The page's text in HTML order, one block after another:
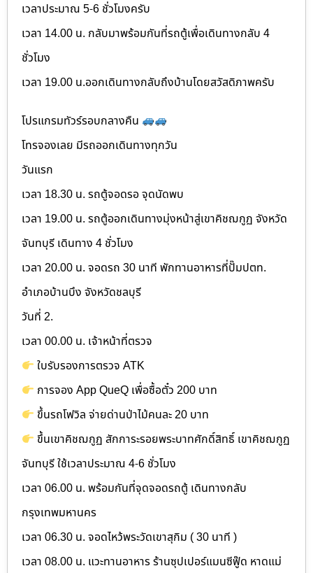
เวลาประมาณ 5-6 ชั่วโมงครับ
เวลา 14.00 น. กลับมาพร้อมกันที่รถตู้เพื่อเดินทางกลับ 4
ชั่วโมง
เวลา 19.00 น.ออกเดินทางกลับถึงบ้านโดยสวัสดิภาพครับ
โปรแกรมทัวร์รอบกลางคืน
โทรจองเลย มีรถออกเดินทางทุกวัน
วันแรก
เวลา 18.30 น. รถตู้จอดรอ จุดนัดพบ
เวลา 19.00 น. รถตู้ออกเดินทางมุ่งหน้าสู่เขาคิชฌกูฏ จังหวัด
จันทบุรี เดินทาง 4 ชั่วโมง
เวลา 20.00 น. จอดรถ 30 นาที พักทานอาหารที่ปั๊มปตท.
อำเภอบ้านบึง จังหวัดชลบุรี
วันที่ 2.
เวลา 00.00 น. เจ้าหน้าที่ตรวจ
ใบรับรองการตรวจ ATK
การจอง App QueQ เพื่อซื้อตั๋ว 200 บาท
ขึ้นรถโฟวิล จ่ายด่านป่าไม้คนละ 20 บาท
ขึ้นเขาคิชฌกูฏ สักการะรอยพระบาทศักดิ์สิทธิ์ เขาคิชฌกูฏ
จันทบุรี ใช้เวลาประมาณ 4-6 ชั่วโมง
เวลา 06.00 น. พร้อมกันที่จุดจอดรถตู้ เดินทางกลับ
กรุงเทพมหานคร
เวลา 06.30 น. จอดไหว้พระวัดเขาสุกิม ( 30 นาที )
เวลา 08.00 น. แวะทานอาหาร ร้านซุปเปอร์แมนซีฟู๊ด หาดแม่